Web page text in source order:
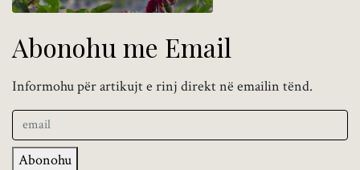
Abonohu me Email
Informohu për artikujt e rinj direkt në emailin tënd.
Abonohu